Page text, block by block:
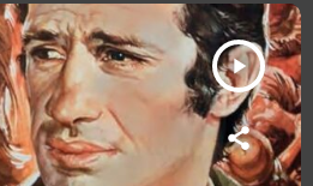
play_arrow